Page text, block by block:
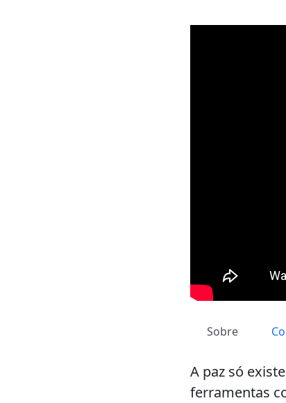
Sobre
A paz só
ferramentas